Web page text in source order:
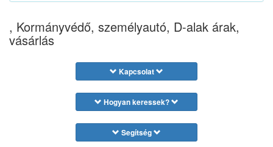
, Kormányvédő, személyautó, D-alak árak,
vásárlás
Kapcsolat
Hogyan keressek?
Segítség